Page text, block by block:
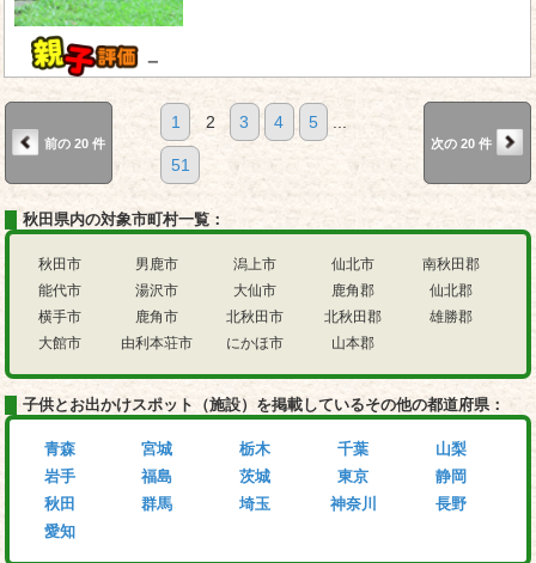
－
前の 20 件
1 2 3 4 5
51
次の 20 件
秋田県内の対象市町村一覧：
秋田市
能代市
横手市
大館市
男鹿市
湯沢市
鹿角市
由利本荘市
潟上市
大仙市
北秋田市
にかほ市
仙北市
鹿角郡
北秋田郡
山本郡
南秋田郡
仙北郡
雄勝郡
子供とお出かけスポット（施設）を掲載しているその他の都道府県：
青森
岩手
秋田
愛知
宮城
福島
群馬
栃木
茨城
埼玉
千葉
東京
神奈川
山梨
静岡
長野